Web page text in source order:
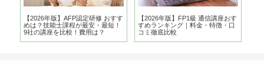
【2026年版】AFP認定研修 おすす
めは？技能士課程が最安・最短！
9社の講座を比較！費用は？
【2026年版】FP1級 通信講座おす
すめランキング｜料金・特徴・口
コミ徹底比較